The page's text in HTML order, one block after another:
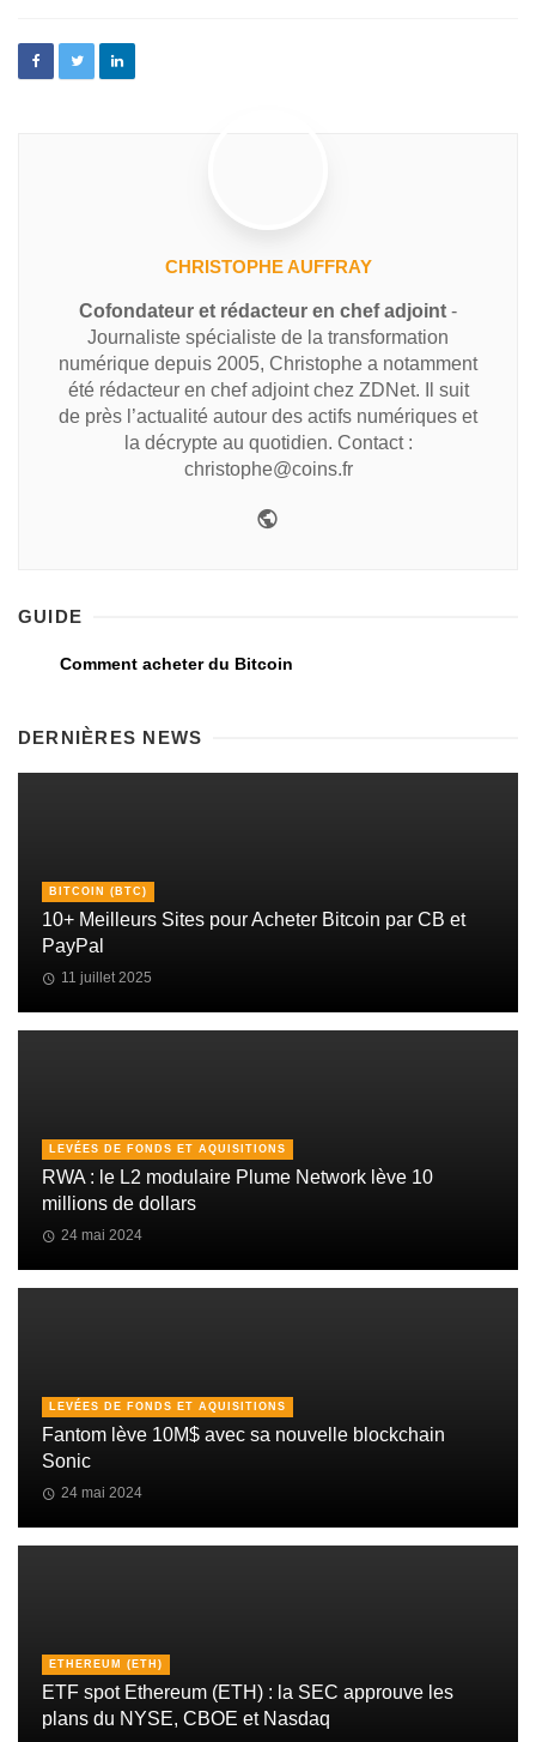
CHRISTOPHE AUFFRAY
Cofondateur et rédacteur en chef adjoint -
Journaliste spécialiste de la transformation
numérique depuis 2005, Christophe a notamment
été rédacteur en chef adjoint chez ZDNet. Il suit
de près l’actualité autour des actifs numériques et
la décrypte au quotidien. Contact :
christophe@coins.fr
GUIDE
Comment acheter du Bitcoin
DERNIÈRES NEWS
BITCOIN (BTC)
10+ Meilleurs Sites pour Acheter Bitcoin par CB et
PayPal
11 juillet 2025
LEVÉES DE FONDS ET AQUISITIONS
RWA : le L2 modulaire Plume Network lève 10
millions de dollars
24 mai 2024
LEVÉES DE FONDS ET AQUISITIONS
Fantom lève 10M$ avec sa nouvelle blockchain
Sonic
24 mai 2024
ETHEREUM (ETH)
ETF spot Ethereum (ETH) : la SEC approuve les
plans du NYSE, CBOE et Nasdaq